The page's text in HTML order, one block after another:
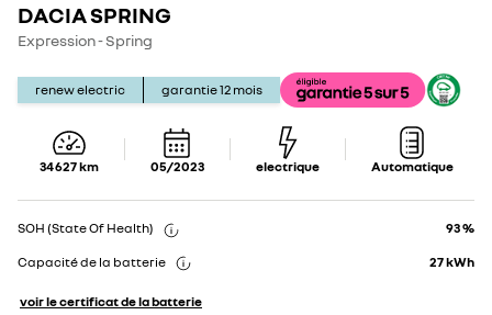
DACIA SPRING
Expression - Spring
renew electric garantie12 mois
34 627km 05/2023 electrique Automatique
SOH (State Of Health)
Show
93 %
Capacité de la batterie
Show
27kWh
voir le certificat de la batterie